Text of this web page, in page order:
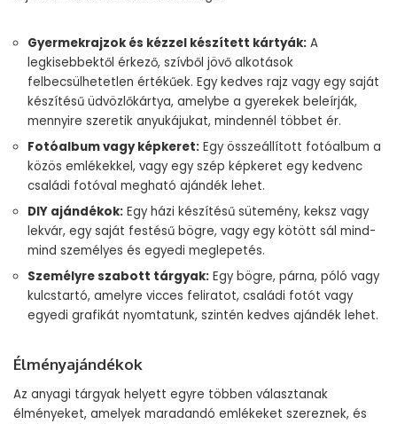
Gyermekrajzok és kézzel készített kártyák: A
legkisebbektől érkező, szívből jövő alkotások
felbecsülhetetlen értékűek. Egy kedves rajz vagy egy saját
készítésű üdvözlőkártya, amelybe a gyerekek beleírják,
mennyire szeretik anyukájukat, mindennél többet ér.
Fotóalbum vagy képkeret: Egy összeállított fotóalbum a
közös emlékekkel, vagy egy szép képkeret egy kedvenc
családi fotóval megható ajándék lehet.
DIY ajándékok: Egy házi készítésű sütemény, keksz vagy
lekvár, egy saját festésű bögre, vagy egy kötött sál mind-
mind személyes és egyedi meglepetés.
Személyre szabott tárgyak: Egy bögre, párna, póló vagy
kulcstartó, amelyre vicces feliratot, családi fotót vagy
egyedi grafikát nyomtatunk, szintén kedves ajándék lehet.
Élményajándékok
Az anyagi tárgyak helyett egyre többen választanak
élményeket, amelyek maradandó emlékeket szereznek, és